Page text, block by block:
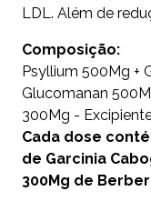
LDL. Além de
Composição:
Psyllium 500Mg +
Glucomanan
300Mg -
Cada dose
de Garcinia
300Mg de